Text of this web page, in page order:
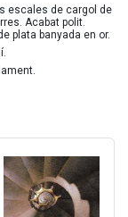
escales de cargol de
Acabat polit.
plata banyada en or.